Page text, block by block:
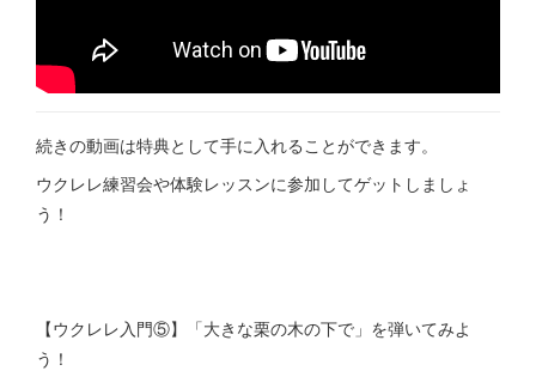
続きの動画は特典として手に入れることができます。
ウクレレ練習会や体験レッスンに参加してゲットしましょ
う！
【ウクレレ入門⑤】「大きな栗の木の下で」を弾いてみよ
う！